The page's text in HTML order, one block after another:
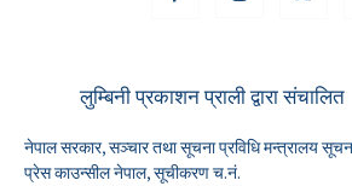
लुम्बिनी प्रकाशन प्राली द्वारा संचालित
नेपाल सरकार, सञ्चार तथा सूचना प्रविधि मन्त्रालय
प्रेस काउन्सील नेपाल, सूचीकरण च.नं.